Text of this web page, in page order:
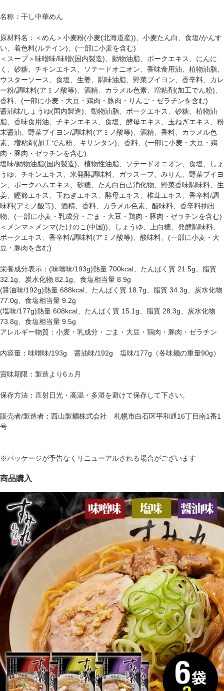
名称：干し中華めん
原材料名：＜めん＞小麦粉(小麦(北海道産))、小麦たん白、食塩/かんす
い、着色料(ルテイン)、(一部に小麦を含む)
＜スープ＞味噌味/味噌(国内製造)、動物油脂、ポークエキス、にんに
く、砂糖、チキンエキス、ソテードオニオン、香味食用油、植物油脂、
ウスターソース、食塩、生姜、調味油脂、野菜ブイヨン、香辛料、カレ
ー粉/調味料(アミノ酸等)、酒精、カラメル色素、増粘剤(加工でん粉)、
香料、(一部に小麦・大豆・鶏肉・豚肉・りんご・ゼラチンを含む)
醤油味/しょうゆ(国内製造)、動物油脂、ポークエキス、砂糖、植物油
脂、香味食用油、チキンエキス、食塩、酵母エキス、玉ねぎエキス、粉
末醤油、野菜ブイヨン/調味料(アミノ酸等)、酒精、香料、カラメル色
素、増粘剤(加工でん粉、キサンタン)、香料、(一部に小麦・大豆・鶏
肉・豚肉・ゼラチンを含む)
塩味/動物油脂(国内製造)、植物性油脂、ソテードオニオン、食塩、しょ
うゆ、チキンエキス、米発酵調味料、ガラスープ、みりん、野菜ブイヨ
ン、ポークハムエキス、砂糖、たん白自己消化物、野菜香味調味料、生
姜、鰹節エキス、玉ねぎエキス、酵母エキス、椎茸エキス、香辛料/調
味料(アミノ酸等)、酒精、香料、カラメル色素、酸味料、香辛料抽出
物、(一部に小麦・乳成分・ごま・大豆・鶏肉・豚肉・ゼラチンを含む)
＜メンマ＞メンマ(たけのこ(中国))、しょうゆ、上白糖、発酵調味料、
ポークエキス、香辛料/調味料(アミノ酸等)、酸味料、(一部に小麦・大
豆・豚肉を含む)
栄養成分表示：(味噌味/193g)熱量 700kcal、たんぱく質 21.5g、脂質
32.1g、炭水化物 82.1g、食塩相当量 8.9g
(醤油味/192g)熱量 688kcal、たんぱく質 18.7g、脂質 34.3g、炭水化物
77.0g、食塩相当量 9.2g
(塩味/177g)熱量 608kcal、たんぱく質 15.1g、脂質 28.3g、炭水化物
73.8g、食塩相当量 9.5g
アレルギー物質：小麦・乳成分・ごま・大豆・鶏肉・豚肉・ゼラチン
内容量：味噌味/193g 醤油味/192g 塩味/177g（各味麺の重量90g）
賞味期限：製造より6ヵ月
保存方法：直射日光・高温・多湿を避けて保存して下さい。
販売者/製造者：西山製麺株式会社 札幌市白石区平和通16丁目南1番1
号
※パッケージが予告なくリニューアルされる場合がございます
商品購入